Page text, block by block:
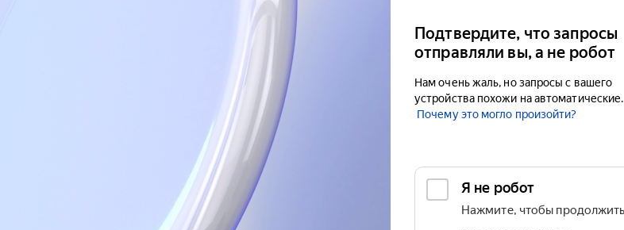
Подтвердите, что запросы
отправляли вы, а не робот
Нам очень жаль, но запросы с вашего
устройства похожи на автоматические.
Почему это могло произойти?